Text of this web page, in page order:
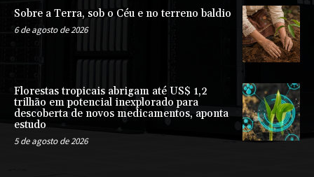
Sobre a Terra, sob o Céu e no terreno baldio
6 de agosto de 2026
Florestas tropicais abrigam até US$ 1,2
trilhão em potencial inexplorado para
descoberta de novos medicamentos, aponta
estudo
5 de agosto de 2026